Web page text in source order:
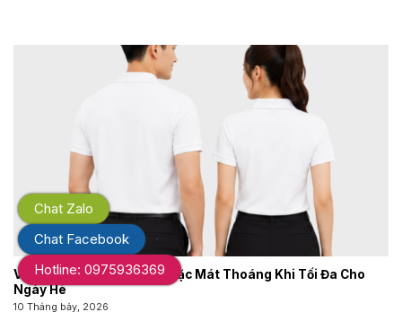
Vải Áo Phông Đồng Phục Mặc Mát Thoáng Khi Tối Đa Cho
Ngày Hè
10 Tháng bảy, 2026
Chat Zalo
Chat Facebook
Hotline: 0975936369